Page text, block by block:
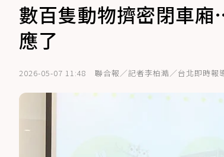
數百隻動物擠密閉車
應了
2026-05-07 11:48 聯合報／記者李柏澔／台北即時報